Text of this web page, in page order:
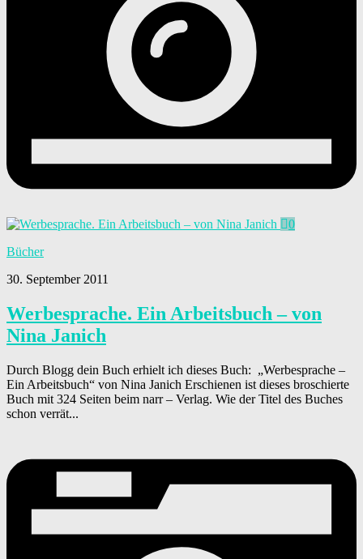
0
Bücher
30. September 2011
Werbesprache. Ein Arbeitsbuch – von
Nina Janich
Durch Blogg dein Buch erhielt ich dieses Buch: „Werbesprache –
Ein Arbeitsbuch“ von Nina Janich Erschienen ist dieses broschierte
Buch mit 324 Seiten beim narr – Verlag. Wie der Titel des Buches
schon verrät...